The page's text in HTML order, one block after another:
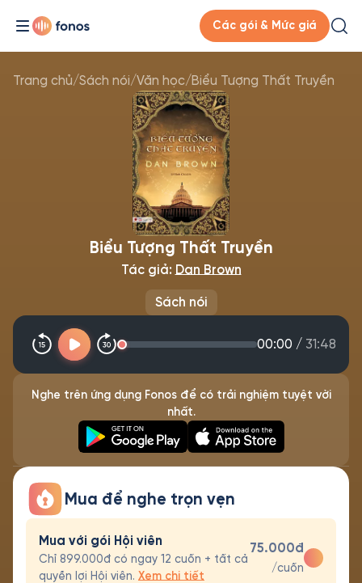
Các gói & Mức giá
Trang chủ/Sách nói/Văn học/Biểu Tượng Thất Truyền
Sách nói
Biểu Tượng Thất Truyền
Tác giả: Dan Brown
00:00 / 31:48
Nghe trên ứng dụng Fonos để có trải nghiệm tuyệt vời
nhất.
Mua để nghe trọn vẹn
Mua với gói Hội viên
Chỉ 899.000đ có ngay 12 cuốn + tất cả
quyền lợi Hội viên. Xem chi tiết
75.000đ
/cuốn